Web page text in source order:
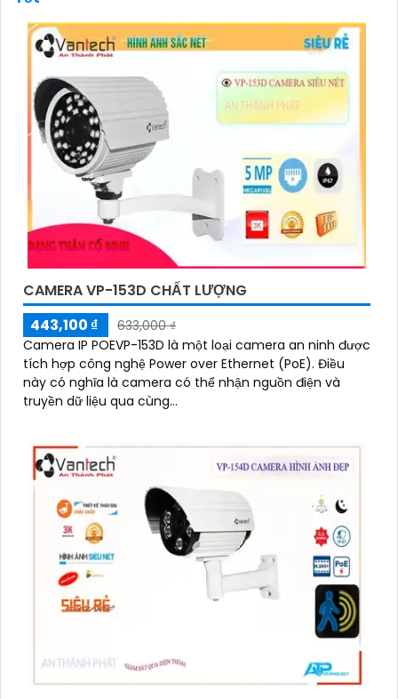
Điểm mạnh của Camera Vantech là chất lượng dịch
vụ tốt và hỗ trợ khách hàng chu đáo. Đội ngũ nhân
viên kỹ thuật chuyên nghiệp của Vantech sẽ giúp
bạn lựa chọn giải pháp camera phù hợp với nhu cầu
và ngân sách của bạn.
Nếu bạn đang tìm kiếm một giải pháp giám sát an
ninh tốt cho ngôi nhà hoặc doanh nghiệp của mình,
Camera Vantech Việt Nam là một lựa chọn hàng
đầu mà bạn có thể tin tưởng.
CAMERA VP-153D CHẤT LƯỢNG
443,100 ₫
633,000 ₫
Camera IP POEVP-153D là một loại camera an ninh được
tích hợp công nghệ Power over Ethernet (PoE). Điều
này có nghĩa là camera có thể nhận nguồn điện và
truyền dữ liệu qua cùng...